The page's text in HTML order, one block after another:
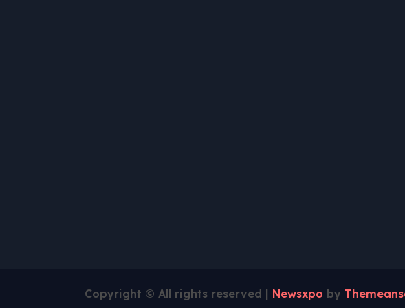
Copyright © All rights reserved | Newsxpo by